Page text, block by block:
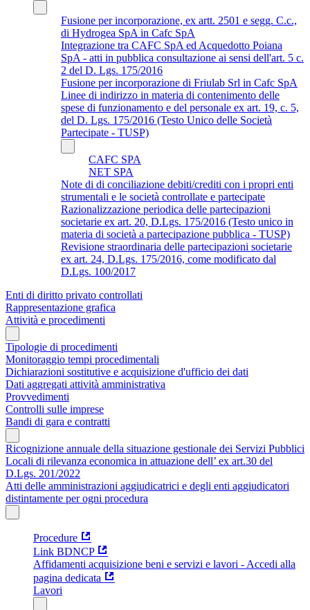
Fusione per incorporazione, ex artt. 2501 e segg. C.c.,
di Hydrogea SpA in Cafc SpA
Integrazione tra CAFC SpA ed Acquedotto Poiana
SpA - atti in pubblica consultazione ai sensi dell'art. 5 c.
2 del D. Lgs. 175/2016
Fusione per incorporazione di Friulab Srl in Cafc SpA
Linee di indirizzo in materia di contenimento delle
spese di funzionamento e del personale ex art. 19, c. 5,
del D. Lgs. 175/2016 (Testo Unico delle Società
Partecipate - TUSP)
CAFC SPA
NET SPA
Note di di conciliazione debiti/crediti con i propri enti
strumentali e le società controllate e partecipate
Razionalizzazione periodica delle partecipazioni
societarie ex art. 20, D.Lgs. 175/2016 (Testo unico in
materia di società a partecipazione pubblica - TUSP)
Revisione straordinaria delle partecipazioni societarie
ex art. 24, D.Lgs. 175/2016, come modificato dal
D.Lgs. 100/2017
Enti di diritto privato controllati
Rappresentazione grafica
Attività e procedimenti
Tipologie di procedimenti
Monitoraggio tempi procedimentali
Dichiarazioni sostitutive e acquisizione d'ufficio dei dati
Dati aggregati attività amministrativa
Provvedimenti
Controlli sulle imprese
Bandi di gara e contratti
Ricognizione annuale della situazione gestionale dei Servizi Pubblici
Locali di rilevanza economica in attuazione dell’ ex art.30 del
D.Lgs. 201/2022
Atti delle amministrazioni aggiudicatrici e degli enti aggiudicatori
distintamente per ogni procedura
Procedure
Link BDNCP
Affidamenti acquisizione beni e servizi e lavori - Accedi alla
pagina dedicata
Lavori